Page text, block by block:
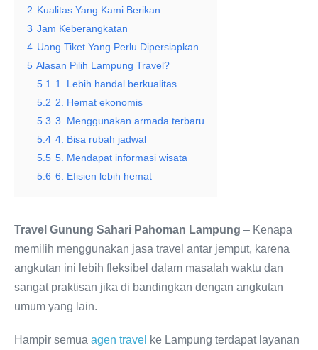
2 Kualitas Yang Kami Berikan
3 Jam Keberangkatan
4 Uang Tiket Yang Perlu Dipersiapkan
5 Alasan Pilih Lampung Travel?
5.1
1. Lebih handal berkualitas
5.2 2. Hemat ekonomis
5.3 3. Menggunakan armada terbaru
5.4 4. Bisa rubah jadwal
5.5 5. Mendapat informasi wisata
5.6 6. Efisien lebih hemat
Travel Gunung Sahari Pahoman Lampung – Kenapa
memilih menggunakan jasa travel antar jemput, karena
angkutan ini lebih fleksibel dalam masalah waktu dan
sangat praktisan jika di bandingkan dengan angkutan
umum yang lain.
Hampir semua agen travel ke Lampung terdapat layanan